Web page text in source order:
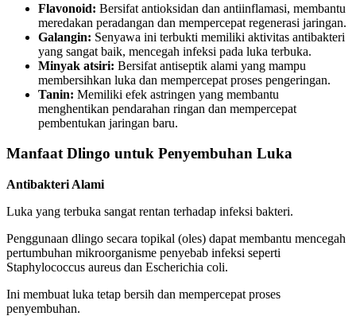
Flavonoid: Bersifat antioksidan dan antiinflamasi, membantu
meredakan peradangan dan mempercepat regenerasi jaringan.
Galangin: Senyawa ini terbukti memiliki aktivitas antibakteri
yang sangat baik, mencegah infeksi pada luka terbuka.
Minyak atsiri: Bersifat antiseptik alami yang mampu
membersihkan luka dan mempercepat proses pengeringan.
Tanin: Memiliki efek astringen yang membantu
menghentikan pendarahan ringan dan mempercepat
pembentukan jaringan baru.
Manfaat Dlingo untuk Penyembuhan Luka
Antibakteri Alami
Luka yang terbuka sangat rentan terhadap infeksi bakteri.
Penggunaan dlingo secara topikal (oles) dapat membantu mencegah
pertumbuhan mikroorganisme penyebab infeksi seperti
Staphylococcus aureus dan Escherichia coli.
Ini membuat luka tetap bersih dan mempercepat proses
penyembuhan.